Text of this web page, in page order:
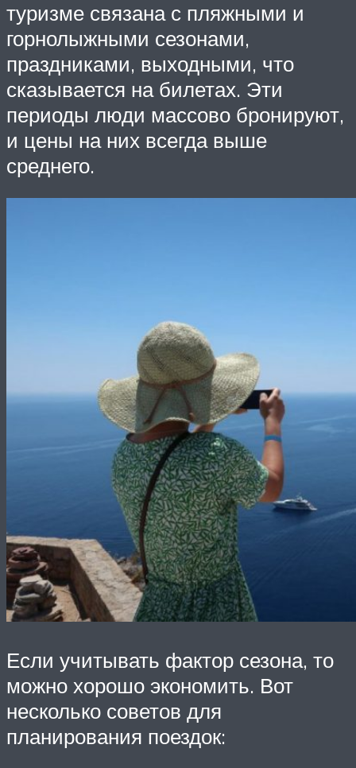
туризме связана с пляжными и
горнолыжными сезонами,
праздниками, выходными, что
сказывается на билетах. Эти
периоды люди массово бронируют,
и цены на них всегда выше
среднего.
Если учитывать фактор сезона, то
можно хорошо экономить. Вот
несколько советов для
планирования поездок: